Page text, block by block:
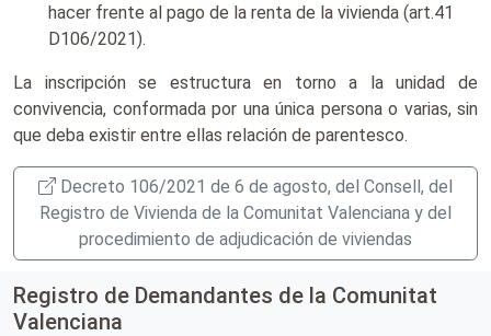
hacer frente al pago de la renta de la vivienda (art.41
D106/2021).
La inscripción se estructura en torno a la unidad de
convivencia, conformada por una única persona o varias, sin
que deba existir entre ellas relación de parentesco.
Decreto 106/2021 de 6 de agosto, del Consell, del
Registro de Vivienda de la Comunitat Valenciana y del
procedimiento de adjudicación de viviendas
Registro de Demandantes de la Comunitat
Valenciana